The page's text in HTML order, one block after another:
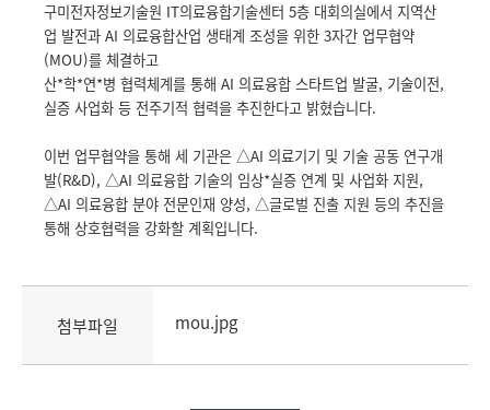
구미전자정보기술원 IT의료융합기술센터 5층 대회의실에서 지역산
업 발전과 AI 의료융합산업 생태계 조성을 위한 3자간 업무협약
(MOU)를 체결하고
산*학*연*병 협력체계를 통해 AI 의료융합 스타트업 발굴, 기술이전,
실증 사업화 등 전주기적 협력을 추진한다고 밝혔습니다.
이번 업무협약을 통해 세 기관은 △AI 의료기기 및 기술 공동 연구개
발(R&D), △AI 의료융합 기술의 임상*실증 연계 및 사업화 지원,
△AI 의료융합 분야 전문인재 양성, △글로벌 진출 지원 등의 추진을
통해 상호협력을 강화할 계획입니다.
첨부파일 mou.jpg